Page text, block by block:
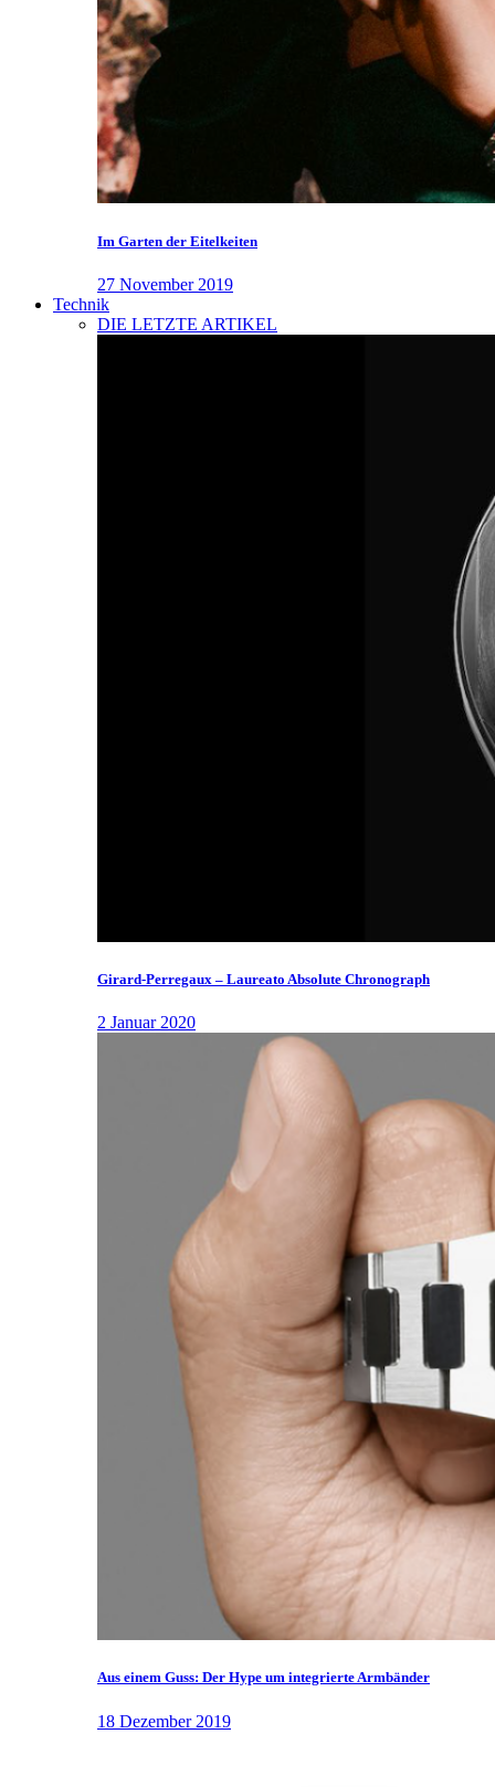
Im Garten der Eitelkeiten
27 November 2019
Technik
DIE LETZTE ARTIKEL
Girard-Perregaux – Laureato Absolute Chronograph
2 Januar 2020
Aus einem Guss: Der Hype um integrierte Armbänder
18 Dezember 2019